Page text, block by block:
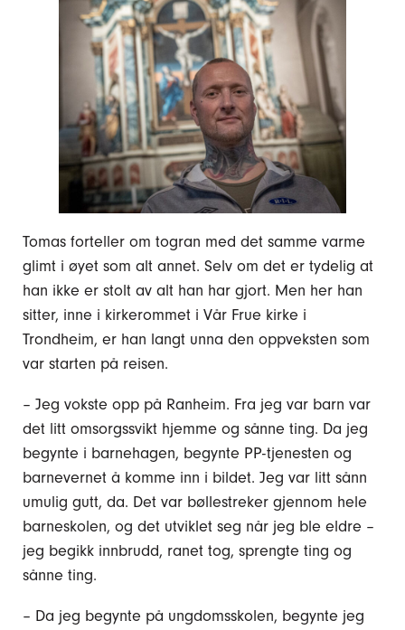
Tomas forteller om togran med det samme varme
glimt i øyet som alt annet. Selv om det er tydelig at
han ikke er stolt av alt han har gjort. Men her han
sitter, inne i kirkerommet i Vår Frue kirke i
Trondheim, er han langt unna den oppveksten som
var starten på reisen.
– Jeg vokste opp på Ranheim. Fra jeg var barn var
det litt omsorgssvikt hjemme og sånne ting. Da jeg
begynte i barnehagen, begynte PP-tjenesten og
barnevernet å komme inn i bildet. Jeg var litt sånn
umulig gutt, da. Det var bøllestreker gjennom hele
barneskolen, og det utviklet seg når jeg ble eldre –
jeg begikk innbrudd, ranet tog, sprengte ting og
sånne ting.
– Da jeg begynte på ungdomsskolen, begynte jeg